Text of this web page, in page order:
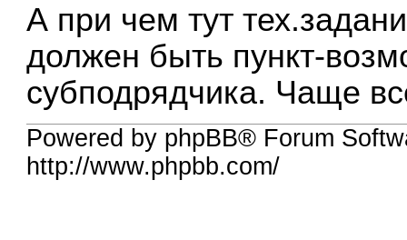
А при чем тут
должен быть пункт-
субподрядчика. Чаще
Powered by phpBB® Forum
http://www.phpbb.com/